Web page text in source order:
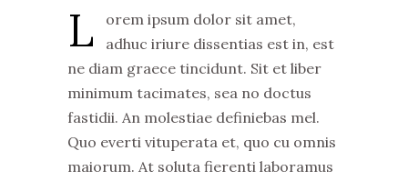
L
orem ipsum dolor sit amet,
adhuc iriure dissentias est in, est
ne diam graece tincidunt. Sit et liber
minimum tacimates, sea no doctus
fastidii. An molestiae definiebas mel.
Quo everti vituperata et, quo cu omnis
maiorum. At soluta fierenti laboramus